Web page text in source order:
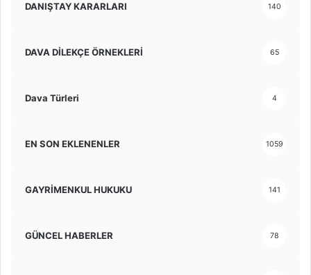
DANIŞTAY KARARLARI 140
DAVA DİLEKÇE ÖRNEKLERİ 65
Dava Türleri 4
EN SON EKLENENLER 1059
GAYRİMENKUL HUKUKU 141
GÜNCEL HABERLER 78